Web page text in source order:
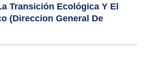
Transición Ecológica Y El
(Direccion General De